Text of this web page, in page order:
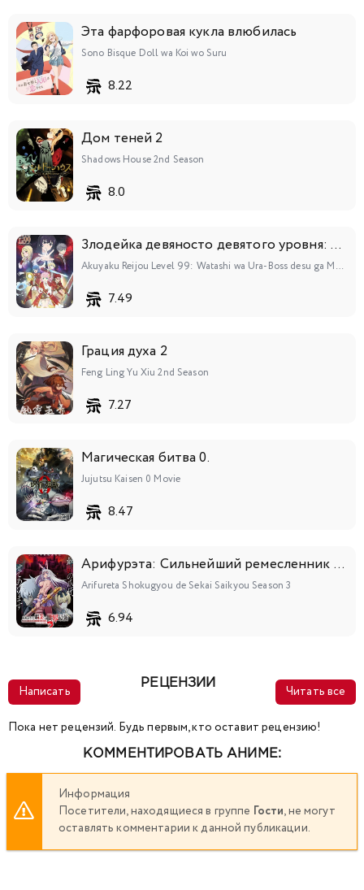
Эта фарфоровая кукла влюбилась
Sono Bisque Doll wa Koi wo Suru
8.22
Дом теней 2
Shadows House 2nd Season
8.0
Злодейка девяносто девятого уровня: «Я босс, но не король демонов»
Akuyaku Reijou Level 99: Watashi wa Ura-Boss desu ga Maou dewa Arimasen
7.49
Грация духа 2
Feng Ling Yu Xiu 2nd Season
7.27
Магическая битва 0.
Jujutsu Kaisen 0 Movie
8.47
Арифурэта: Сильнейший ремесленник в мире 3
Arifureta Shokugyou de Sekai Saikyou Season 3
6.94
Написать
РЕЦЕНЗИИ
Читать все
Пока нет рецензий. Будь первым, кто оставит рецензию!
КОММЕНТИРОВАТЬ АНИМЕ:
Информация
Посетители, находящиеся в группе Гости, не могут
оставлять комментарии к данной публикации.